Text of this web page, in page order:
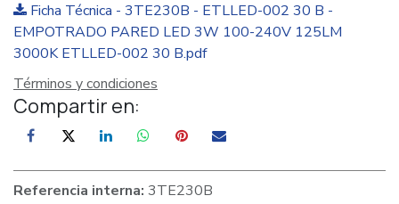
Ficha Técnica - 3TE230B - ETLLED-002 30 B -
EMPOTRADO PARED LED 3W 100-240V 125LM
3000K ETLLED-002 30 B.pdf
Términos y condiciones
Compartir en:
Referencia interna: 3TE230B